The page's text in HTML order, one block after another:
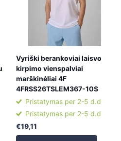
Vyriški berankoviai laisvo
kirpimo vienspalviai
marškinėliai 4F
4FRSS26TSLEM367-10S
Pristatymas per 2-5 d.d
Pristatymas per 2-5 d.d
€19,11